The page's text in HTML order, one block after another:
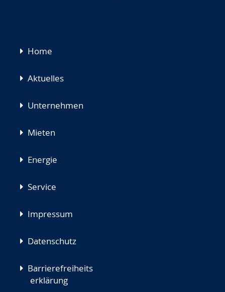
Navigation
Home
Aktuelles
Unternehmen
Mieten
Energie
Service
Impressum
Datenschutz
Barrierefreiheits
erklärung